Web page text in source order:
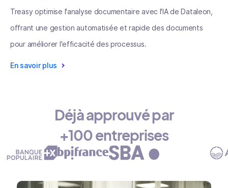
Treasy optimise l'analyse documentaire avec l'IA de Dataleon,
offrant une gestion automatisée et rapide des documents
pour améliorer l'efficacité des processus.
En savoir plus
Déjà approuvé par
+100 entreprises